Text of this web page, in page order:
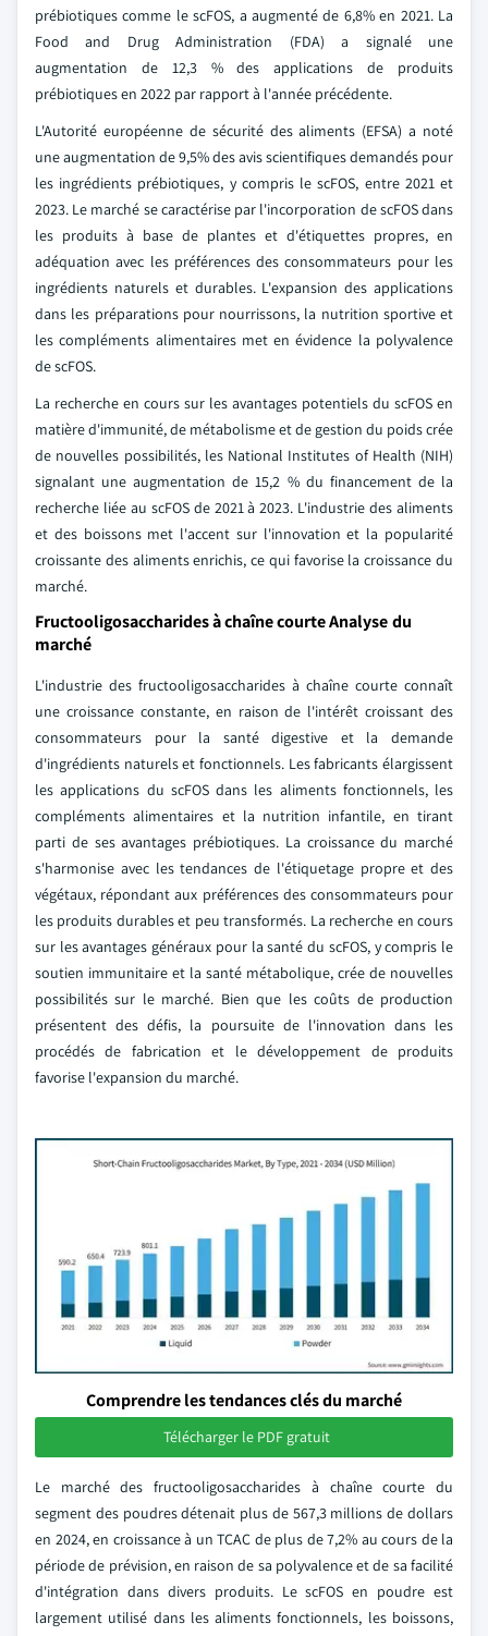
prébiotiques comme le scFOS, a augmenté de 6,8% en 2021. La
Food and Drug Administration (FDA) a signalé une
augmentation de 12,3 % des applications de produits
prébiotiques en 2022 par rapport à l'année précédente.
L'Autorité européenne de sécurité des aliments (EFSA) a noté
une augmentation de 9,5% des avis scientifiques demandés pour
les ingrédients prébiotiques, y compris le scFOS, entre 2021 et
2023. Le marché se caractérise par l'incorporation de scFOS dans
les produits à base de plantes et d'étiquettes propres, en
adéquation avec les préférences des consommateurs pour les
ingrédients naturels et durables. L'expansion des applications
dans les préparations pour nourrissons, la nutrition sportive et
les compléments alimentaires met en évidence la polyvalence
de scFOS.
La recherche en cours sur les avantages potentiels du scFOS en
matière d'immunité, de métabolisme et de gestion du poids crée
de nouvelles possibilités, les National Institutes of Health (NIH)
signalant une augmentation de 15,2 % du financement de la
recherche liée au scFOS de 2021 à 2023. L'industrie des aliments
et des boissons met l'accent sur l'innovation et la popularité
croissante des aliments enrichis, ce qui favorise la croissance du
marché.
Fructooligosaccharides à chaîne courte Analyse du
marché
L'industrie des fructooligosaccharides à chaîne courte connaît
une croissance constante, en raison de l'intérêt croissant des
consommateurs pour la santé digestive et la demande
d'ingrédients naturels et fonctionnels. Les fabricants élargissent
les applications du scFOS dans les aliments fonctionnels, les
compléments alimentaires et la nutrition infantile, en tirant
parti de ses avantages prébiotiques. La croissance du marché
s'harmonise avec les tendances de l'étiquetage propre et des
végétaux, répondant aux préférences des consommateurs pour
les produits durables et peu transformés. La recherche en cours
sur les avantages généraux pour la santé du scFOS, y compris le
soutien immunitaire et la santé métabolique, crée de nouvelles
possibilités sur le marché. Bien que les coûts de production
présentent des défis, la poursuite de l'innovation dans les
procédés de fabrication et le développement de produits
favorise l'expansion du marché.
Comprendre les tendances clés du marché
Télécharger le PDF gratuit
Le marché des fructooligosaccharides à chaîne courte du
segment des poudres détenait plus de 567,3 millions de dollars
en 2024, en croissance à un TCAC de plus de 7,2% au cours de la
période de prévision, en raison de sa polyvalence et de sa facilité
d'intégration dans divers produits. Le scFOS en poudre est
largement utilisé dans les aliments fonctionnels, les boissons,